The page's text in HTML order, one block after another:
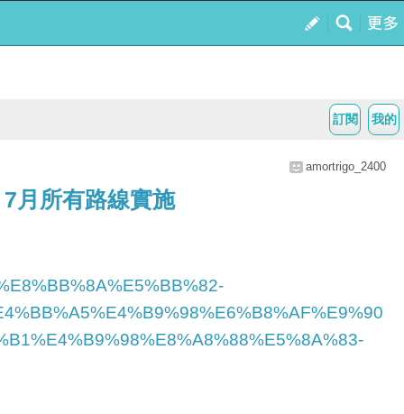
我的
訂閱
amortrigo_2400
月所有路線實施